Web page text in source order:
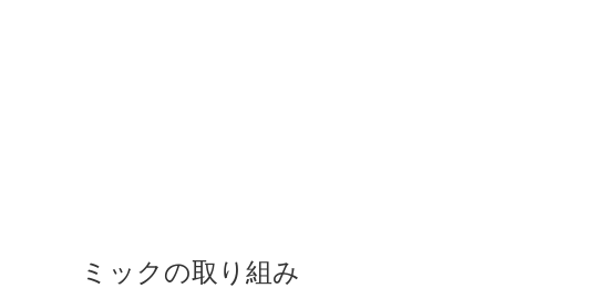
ミックの取り組み